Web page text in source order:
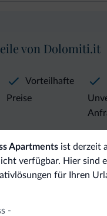
Apartmentsist derzeit
verfügbar. Hier sind
für Ihren
-
von Dolomiti.it
Vorteilhafte
Preise
aus den
Ihren Urlaub in den